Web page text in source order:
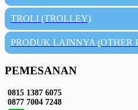
TROLI (TROLLEY)
PRODUK LAINNYA (OTHER
PEMESANAN
0815 1387 6075
0877 7004 7248